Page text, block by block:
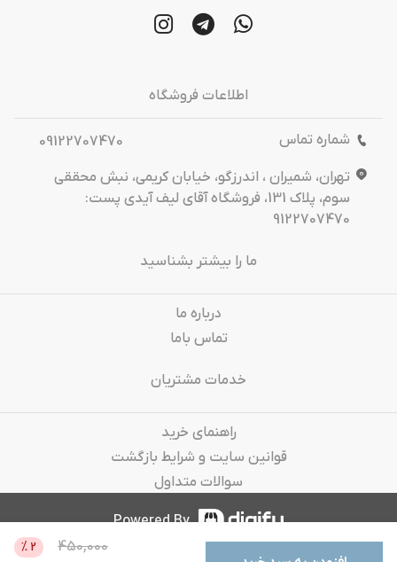
450,000
2
%
اطلاعات فروشگاه
شماره تماس
09122707470
تهران، شمیران ، اندرزگو، خیابان کریمی، نبش محققی
سوم، پلاک 131، فروشگاه آقای لیف آیدی پست:
9122707470
ما را بیشتر بشناسید
درباره‌ ما
تماس باما
خدمات مشتریان
راهنمای خرید
قوانین سایت و شرایط بازگشت
سوالات متداول
Powered By